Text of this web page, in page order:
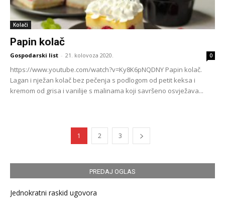
Kolači
Papin kolač
Gospodarski list - 21. kolovoza 2020. 0
https://www.youtube.com/watch?v=Ky8K6pNQDNY Papin kolač.
Lagan i nježan kolač bez pečenja s podlogom od petit keksa i
kremom od grisa i vanilije s malinama koji savršeno osvježava...
1 2 3
PREDAJ OGLAS
Jednokratni raskid ugovora